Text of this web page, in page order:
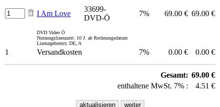
I Am Love
33699-
DVD-Ö
7% 69.00 € 69.00 €
DVD Video Ö
Nutzungslizenzzeit: 10 J. ab Rechnungsdatum
Lizenzgebiet(e): DE, A
1 Versandkosten 7% 0.00 € 0.00 €
Gesamt: 69.00 €
enthaltene MwSt. 7% :
4.51 €